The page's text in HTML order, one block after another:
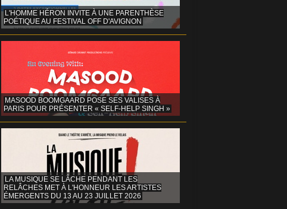
L'HOMME HÉRON INVITE À UNE PARENTHÈSE
POÉTIQUE AU FESTIVAL OFF D'AVIGNON
MASOOD BOOMGAARD POSE SES VALISES À
PARIS POUR PRÉSENTER « SELF-HELP SINGH »
LA MUSIQUE SE LÂCHE PENDANT LES
RELÂCHES MET À L'HONNEUR LES ARTISTES
ÉMERGENTS DU 13 AU 23 JUILLET 2026